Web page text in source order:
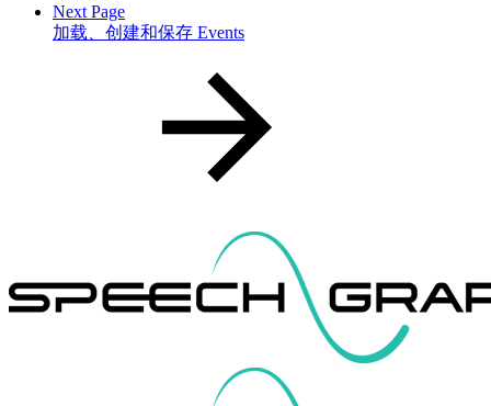
Next Page
加载、创建和保存 Events